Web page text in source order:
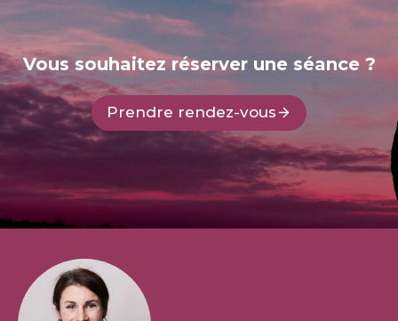
Vous souhaitez réserver une séance ?
Prendre rendez-vous